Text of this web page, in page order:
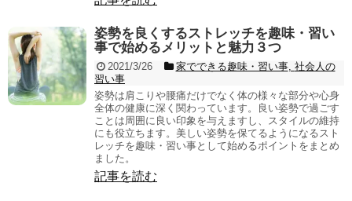
姿勢を良くするストレッチを趣味・習い
事で始めるメリットと魅力３つ
2021/3/26 家でできる趣味・習い事, 社会人の
習い事
姿勢は肩こりや腰痛だけでなく体の様々な部分や心身
全体の健康に深く関わっています。良い姿勢で過ごす
ことは周囲に良い印象を与えますし、スタイルの維持
にも役立ちます。美しい姿勢を保てるようになるスト
レッチを趣味・習い事として始めるポイントをまとめ
ました。
記事を読む